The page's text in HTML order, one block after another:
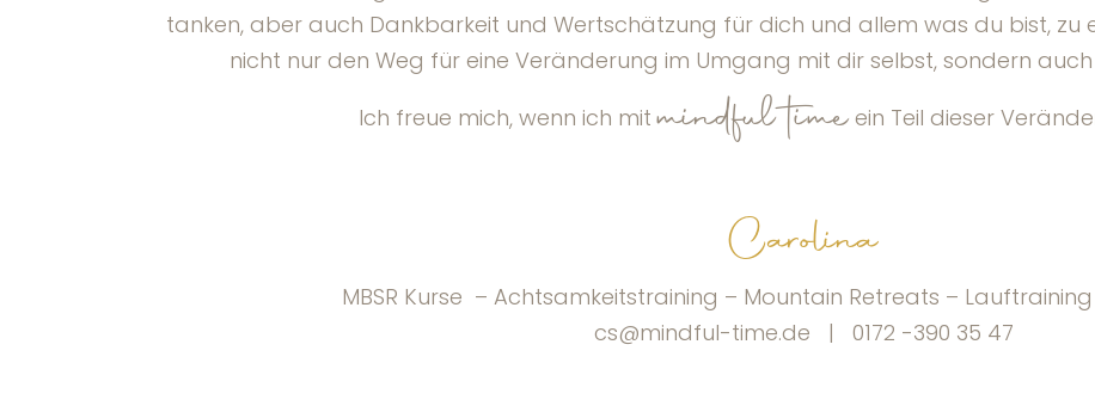
tanken, aber auch Dankbarkeit und Wertschätzung für dich und allem was du bist, zu
nicht nur den Weg für eine Veränderung im Umgang mit dir selbst, sondern
Ich freue mich, wenn ich mitmindful time ein Teil dieser
Carolina
MBSR Kurse – Achtsamkeitstraining – Mountain Retreats –
cs@mindful-time.de | 0172 -390 35 47